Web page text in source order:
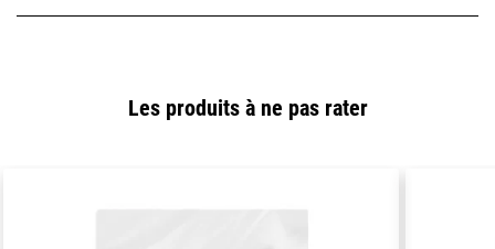
Les produits à ne pas rater